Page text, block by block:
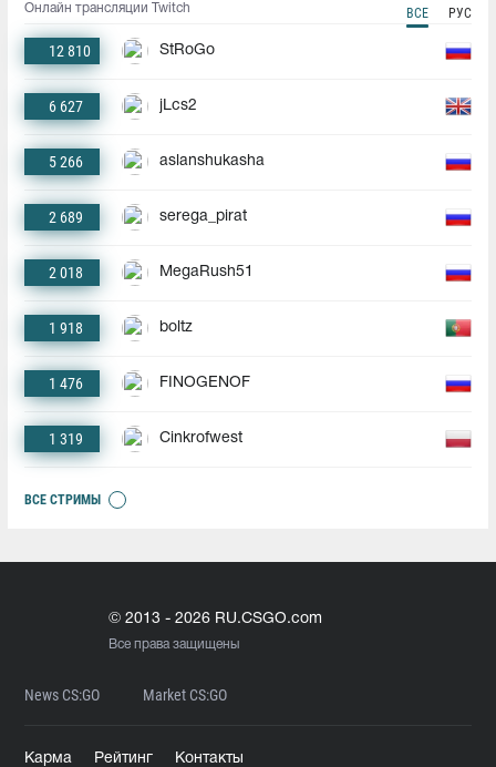
Онлайн трансляции Twitch ВСЕ РУС
12 810 StRoGo
6 627 jLcs2
5 266 aslanshukasha
2 689 serega_pirat
2 018 MegaRush51
1 918 boltz
1 476 FINOGENOF
1 319 Cinkrofwest
ВСЕ СТРИМЫ
© 2013 - 2026 RU.CSGO.com
Все права защищены
News CS:GO Market CS:GO
Карма Рейтинг Контакты